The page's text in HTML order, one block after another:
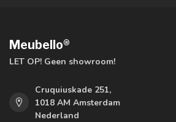
Meubello®
LET OP! Geen showroom!
Cruquiuskade 251,
1018 AM Amsterdam
Nederland